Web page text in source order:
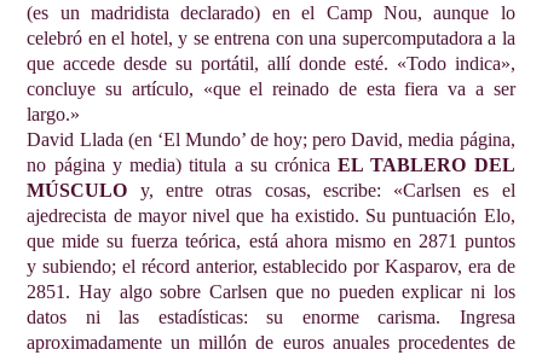
(es un madridista declarado) en el Camp Nou, aunque lo
celebró en el hotel, y se entrena con una supercomputadora a la
que accede desde su portátil, allí donde esté. «Todo indica»,
concluye su artículo, «que el reinado de esta fiera va a ser
largo.»
David Llada (en ‘El Mundo’ de hoy; pero David, media página,
no página y media) titula a su crónicaEL TABLERO DEL
MÚSCULO y, entre otras cosas, escribe: «Carlsen es el
ajedrecista de mayor nivel que ha existido. Su puntuación Elo,
que mide su fuerza teórica, está ahora mismo en 2871 puntos
y subiendo; el récord anterior, establecido por Kasparov, era de
2851. Hay algo sobre Carlsen que no pueden explicar ni los
datos ni las estadísticas: su enorme carisma. Ingresa
aproximadamente un millón de euros anuales procedentes de